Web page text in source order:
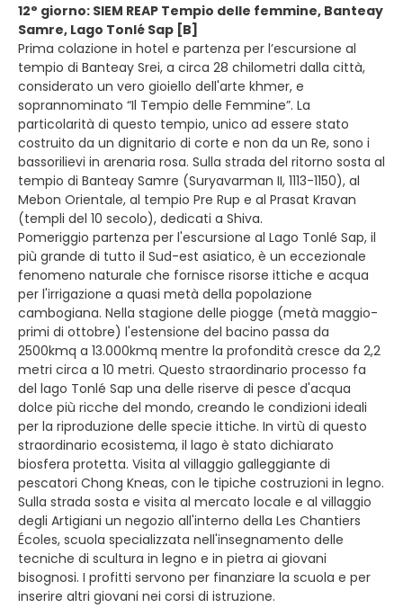
12° giorno: SIEM REAP Tempio delle femmine, Banteay
Samre, Lago Tonlé Sap [B]
Prima colazione in hotel e partenza per l’escursione al
tempio di Banteay Srei, a circa 28 chilometri dalla città,
considerato un vero gioiello dell'arte khmer, e
soprannominato “Il Tempio delle Femmine”. La
particolarità di questo tempio, unico ad essere stato
costruito da un dignitario di corte e non da un Re, sono i
bassorilievi in arenaria rosa. Sulla strada del ritorno sosta al
tempio di Banteay Samre (Suryavarman II, 1113-1150), al
Mebon Orientale, al tempio Pre Rup e al Prasat Kravan
(templi del 10 secolo), dedicati a Shiva.
Pomeriggio partenza per l'escursione al Lago Tonlé Sap, il
più grande di tutto il Sud-est asiatico, è un eccezionale
fenomeno naturale che fornisce risorse ittiche e acqua
per l'irrigazione a quasi metà della popolazione
cambogiana. Nella stagione delle piogge (metà maggio-
primi di ottobre) l'estensione del bacino passa da
2500kmq a 13.000kmq mentre la profondità cresce da 2,2
metri circa a 10 metri. Questo straordinario processo fa
del lago Tonlé Sap una delle riserve di pesce d'acqua
dolce più ricche del mondo, creando le condizioni ideali
per la riproduzione delle specie ittiche. In virtù di questo
straordinario ecosistema, il lago è stato dichiarato
biosfera protetta. Visita al villaggio galleggiante di
pescatori Chong Kneas, con le tipiche costruzioni in legno.
Sulla strada sosta e visita al mercato locale e al villaggio
degli Artigiani un negozio all'interno della Les Chantiers
Écoles, scuola specializzata nell'insegnamento delle
tecniche di scultura in legno e in pietra ai giovani
bisognosi. I profitti servono per finanziare la scuola e per
inserire altri giovani nei corsi di istruzione.